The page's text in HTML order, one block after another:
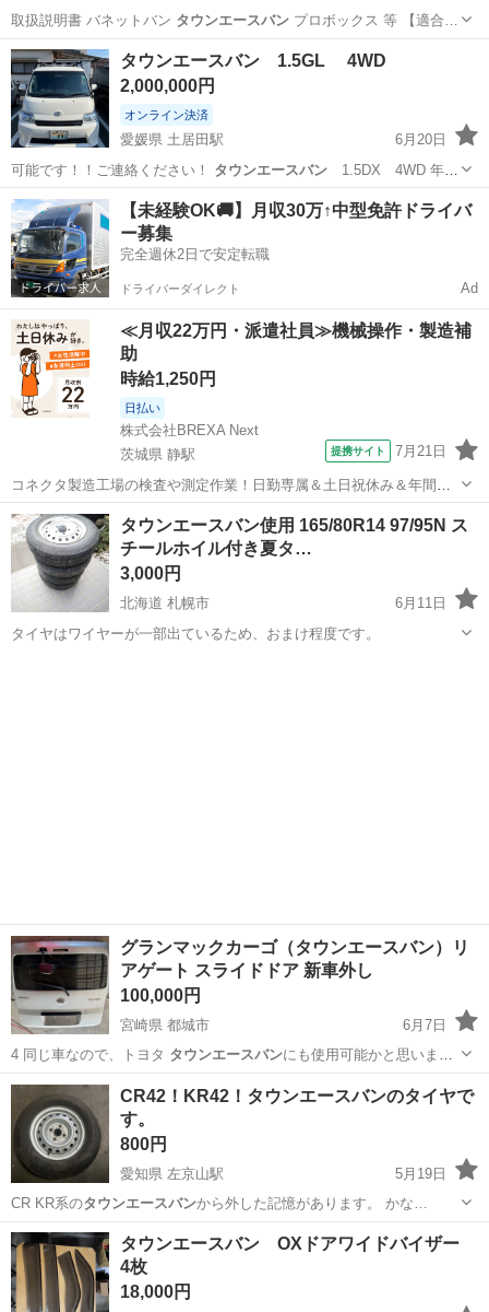
取扱説明書 バネットバン タウンエースバン プロボックス 等 【適合…
北海道 札幌市 月寒中央駅
スノーチェーン
タウンエースバン 1.5GL 4WD
2,000,000円
オンライン決済
愛媛県 土居田駅
6月20日
可能です！！ご連絡ください！ タウンエースバン1.5DX 4WD 年式
令…
愛媛 松山市 土居田駅 その他 タウンエースバン
【未経験OK🚚】月収30万↑中型免許ドライバ
ー募集
完全週休2日で安定転職
ドライバーダイレクト Ad
≪月収22万円・派遣社員≫機械操作・製造補
助
時給1,250円
日払い
株式会社BREXA Next
茨城県 静駅
提携サイト 7月21日
コネクタ製造工場の検査や測定作業！日勤専属＆土日祝休み＆年間休
日128日★クリーンルーム内作業★マイカー通勤OK＆無料駐車場あり
★就業先食堂利用可！日払い制度あり！《茨城県常陸大宮市》 人気の
工場のお仕事 ◇コネクタ製造工...
茨城 常陸大宮市 その他
タウンエースバン使用 165/80R14 97/95N ス
チールホイル付き夏タ…
3,000円
北海道 札幌市
6月11日
タイヤはワイヤーが一部出ているため、おまけ程度です。
グランマックカーゴ（タウンエースバン）リ
アゲート スライドドア 新車外し
100,000円
宮崎県 都城市
6月7日
4 同じ車なので、トヨタ タウンエースバンにも使用可能かと思います
が、適合…
宮崎 都城市 タウンエースバン
CR42！KR42！タウンエースバンのタイヤで
す。
800円
愛知県 左京山駅
5月19日
CR KR系のタウンエースバンから外した記憶があります。 かな…
愛知 名古屋市 タイヤ、ホイール
タウンエースバン
タウンエースバン OXドアワイドバイザー
4枚
18,000円